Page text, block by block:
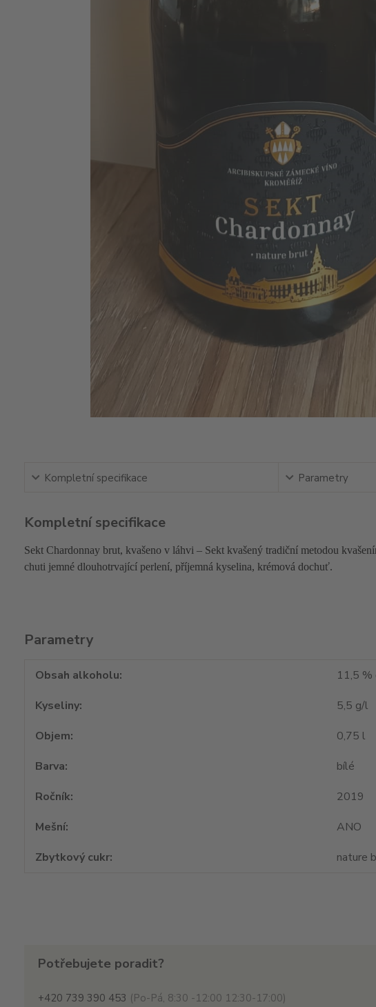
Kompletní specifikace Parametry
Kompletní specifikace
Sekt Chardonnay brut, kvašeno v láhvi – Sekt kvašený tradiční metodou
chuti jemné dlouhotrvající perlení, příjemná kyselina, krémová dochuť.
Parametry
Obsah alkoholu
11,5 %
Kyseliny
5,5 g/l
Objem
0,75 l
Barva
bílé
Ročník
2019
Mešní
ANO
Zbytkový cukr
nature
Potřebujete poradit?
+420 739 390 453 (Po-Pá, 8:30 -12:00 12:30-17:00)